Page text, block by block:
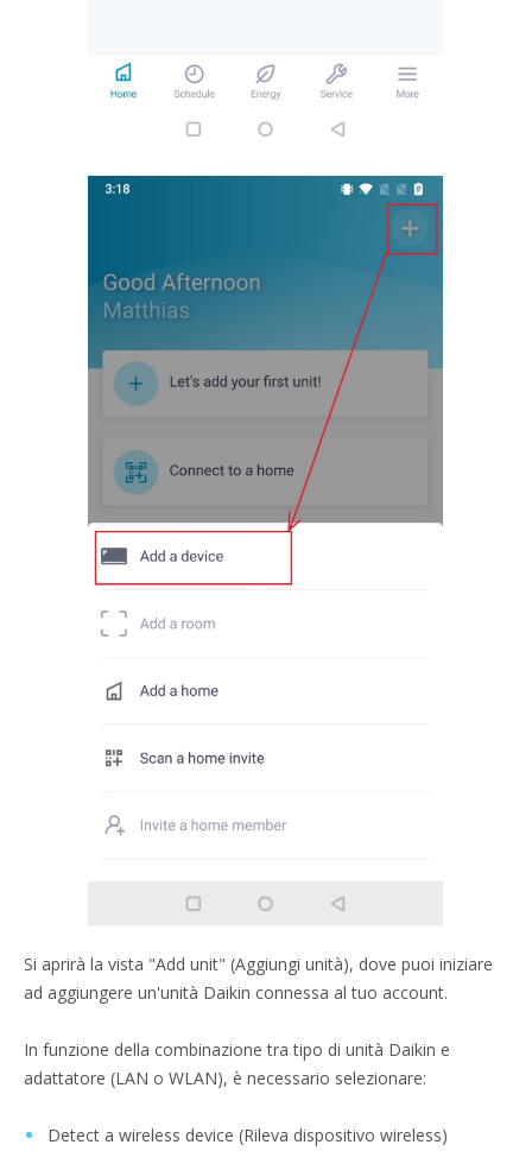
Si aprirà la vista "Add unit" (Aggiungi unità), dove puoi iniziare
ad aggiungere un'unità Daikin connessa al tuo account.
In funzione della combinazione tra tipo di unità Daikin e
adattatore (LAN o WLAN), è necessario selezionare:
Detect a wireless device (Rileva dispositivo wireless)